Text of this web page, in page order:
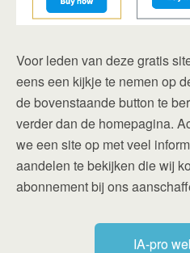
Voor leden van deze gratis
eens een kijkje te nemen op
de bovenstaande button te
verder dan de homepagina.
we een site op met veel
aandelen te bekijken die wij
abonnement bij ons
IA-pro